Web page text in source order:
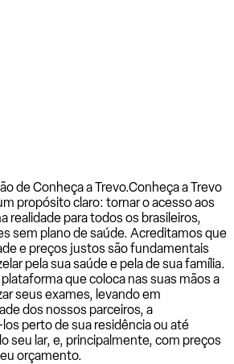
de Conheça a Trevo.Conheça a Trevo
propósito claro: tornar o acesso aos
realidade para todos os brasileiros,
sem plano de saúde. Acreditamos que
e preços justos são fundamentais
pela sua saúde e pela de sua família.
que coloca nas suas mãos a
seus exames, levando em
dos nossos parceiros, a
perto de sua residência ou até
seu lar, e, principalmente, com preços
orçamento.